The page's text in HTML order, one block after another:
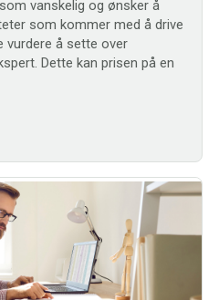
vanskelig og ønsker å
som kommer med å drive
vurdere å sette over
Dette kan prisen på en